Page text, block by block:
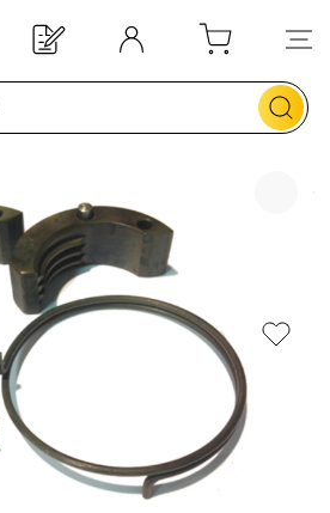
: 20€ offerts !
En savoir plus